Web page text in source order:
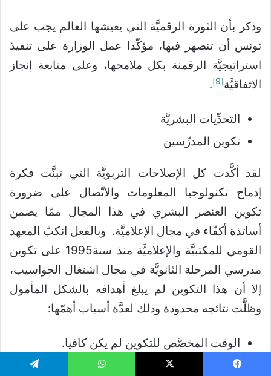
وذكر بأن الثورة الرقميَّة التي يعيشها العالم يجب على
تونس أن تنصهر فيها، مؤكّدا عمل الوزارة على تنفيذ
استراتيجيَّة الرقمنة بكل ملامحها، وعلى متابعة إنجاز
الاتفاقيَّة[9]
.
التحدِّيات البشريَّة
تكوين المدرِّسين
لقد أكَّدت كل الإصلاحات التربويَّة التي تبنَّت فكرة
إدماج تكنولوجيا المعلومات والاتّصال على ضرورة
تكوين العنصر البشري في هذا المجال ممّا يضمن
أساتذة أكفّاء في مجال الإعلاميَّة. وبالفعل انكبّ المعهد
القومي للمكتبيَّة والإعلاميَّة منذ سنة1995 على تكوين
مدرسي المرحلة الثانويَّة في مجال اشتغال الحواسيب،
إلا أن هذا التكوين لم يبلغ أهدافه بالشكل المأمول
وظلَّت نتائجه محدودة وذلك لعدَّة أسباب أهمّها:
الوقت المخصَّص للتكوين لم يكن كافيا.
التكوين نظري ولا صلة له بالتطبيق على أرض